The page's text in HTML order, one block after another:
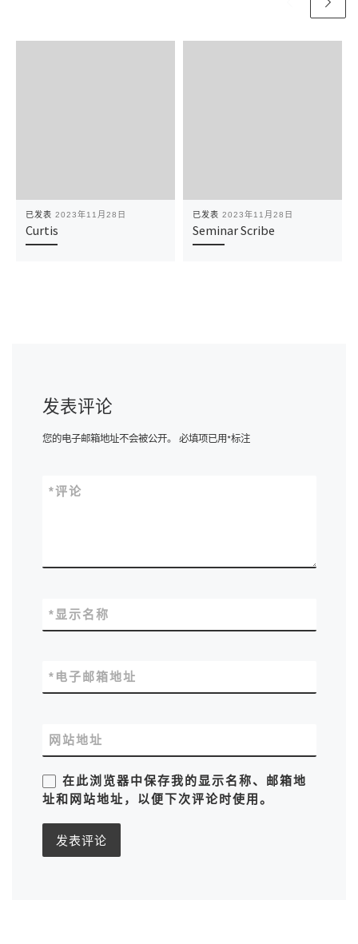
已发表 2023年11月28日
Curtis
已发表 2023年11月28日
Seminar Scribe
发表评论
您的电子邮箱地址不会被公开。 必填项已用*标注
评论
*
显示名称
*
电子邮箱地址
*
网站地址
在此浏览器中保存我的显示名称、邮箱地
址和网站地址，以便下次评论时使用。